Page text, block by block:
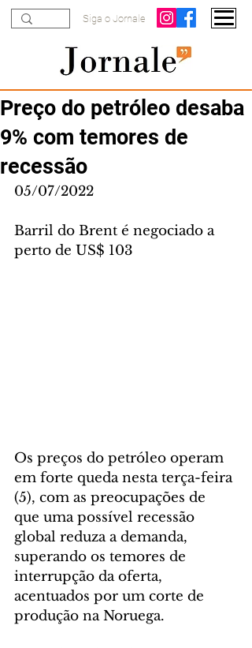
Siga o Jornale
Preço do petróleo desaba
9% com temores de
recessão
05/07/2022
Barril do Brent é negociado a
perto de US$ 103
Os preços do petróleo operam
em forte queda nesta terça-feira
(5), com as preocupações de
que uma possível recessão
global reduza a demanda,
superando os temores de
interrupção da oferta,
acentuados por um corte de
produção na Noruega.